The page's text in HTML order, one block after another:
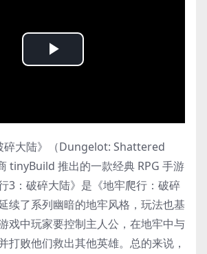
Play
碎大陆》（Dungelot: Shattered
tinyBuild 推出的一款经典 RPG 手游
3：破碎大陆》是《地牢爬行：破碎
续了系列幽暗的地牢风格，玩法也基
戏中玩家要控制主人公，在地牢中与
打败他们救出其他英雄。总的来说，